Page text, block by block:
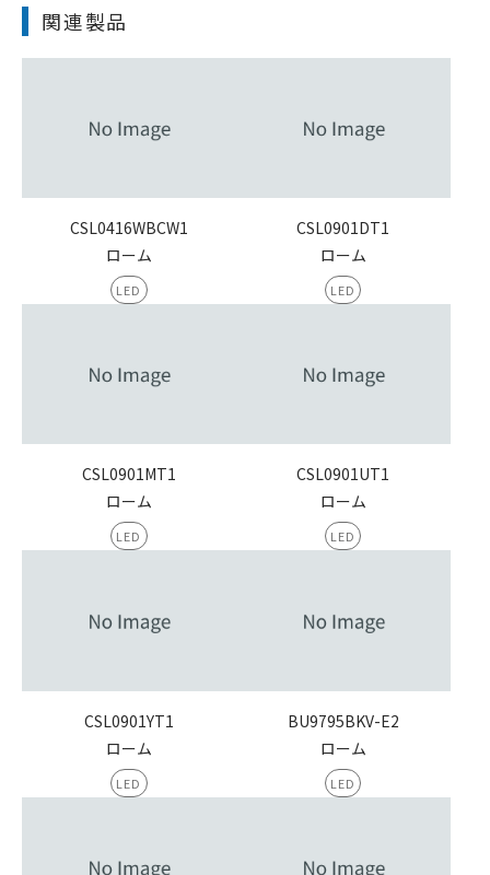
関連製品
CSL0416WBCW1
ローム
LED
CSL0901DT1
ローム
LED
CSL0901MT1
ローム
LED
CSL0901UT1
ローム
LED
CSL0901YT1
ローム
LED
BU9795BKV-E2
ローム
LED